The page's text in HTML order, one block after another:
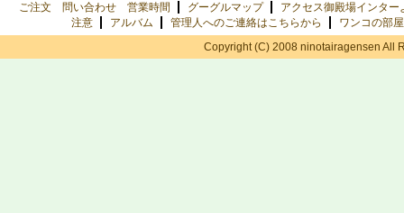
ご注文 問い合わせ 営業時間
グーグルマップ
アクセス御殿場インター
注意
アルバム 管理人へのご連絡はこちらから
ワンコの部屋
Copyright (C) 2008 ninotairagensen All